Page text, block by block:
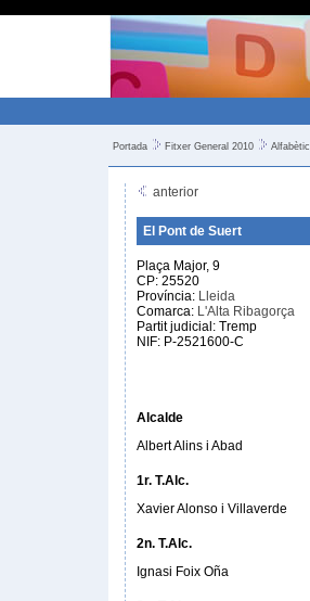
Portada Fitxer General 2010 Alfabètic
anterior
El Pont de Suert
Plaça Major, 9
CP: 25520
Província: Lleida
Comarca: L'Alta Ribagorça
Partit judicial: Tremp
NIF: P-2521600-C
Alcalde
Albert Alins i Abad
1r. T.Alc.
Xavier Alonso i Villaverde
2n. T.Alc.
Ignasi Foix Oña